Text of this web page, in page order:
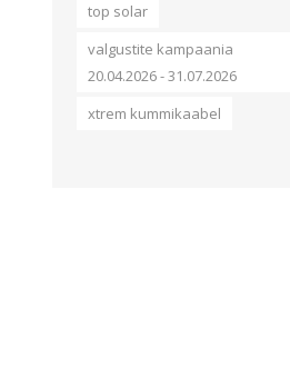
top solar
valgustite kampaania
20.04.2026 - 31.07.2026
xtrem kummikaabel